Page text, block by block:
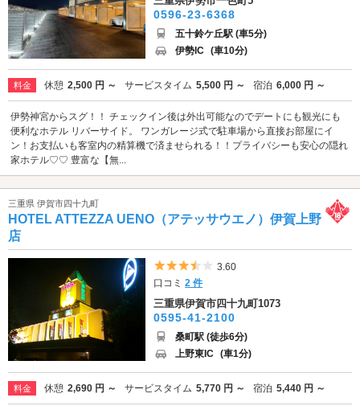
0596-23-6368
五十鈴ケ丘駅 (車5分)
伊勢IC (車10分)
料金 休憩 2,500 円 ～ サービスタイム 5,500 円 ～ 宿泊 6,000 円 ～
伊勢神宮からスグ！！ チェックイン後は外出可能なのでデートにも観光にも
便利なホテル リバーサイド。 ワンガレージ式で駐車場から直接お部屋にイ
ン！お支払いも客室内の精算機で済ませられる！！プライバシーも安心の隠れ
家ホテル♡♡ 豊富な【無...
三重県 伊賀市四十九町
HOTEL ATTEZZA UENO（アテッサウエノ）伊賀上野
店
5つ星のうち3.5
3.60
口コミ2 件
三重県伊賀市四十九町1073
0595-41-2100
桑町駅 (徒歩6分)
上野東IC (車1分)
料金 休憩 2,690 円 ～ サービスタイム 5,770 円 ～ 宿泊 5,440 円 ～